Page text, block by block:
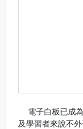
電子白板已成
及學習者來說不